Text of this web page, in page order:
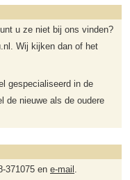
u ze niet bij ons vinden?
Wij kijken dan of het
gespecialiseerd in de
de nieuwe als de oudere
371075 en e-mail .